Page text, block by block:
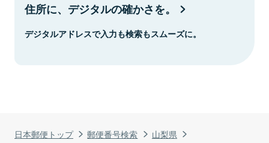
日本郵便トップ 郵便番号検索
山梨県
住所に、デジタルの確かさを。
デジタルアドレスで入力も検索もスムーズに。